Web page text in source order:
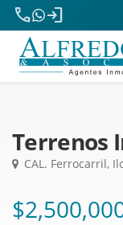
phone
login
Terrenos
CAL. Ferrocarril,